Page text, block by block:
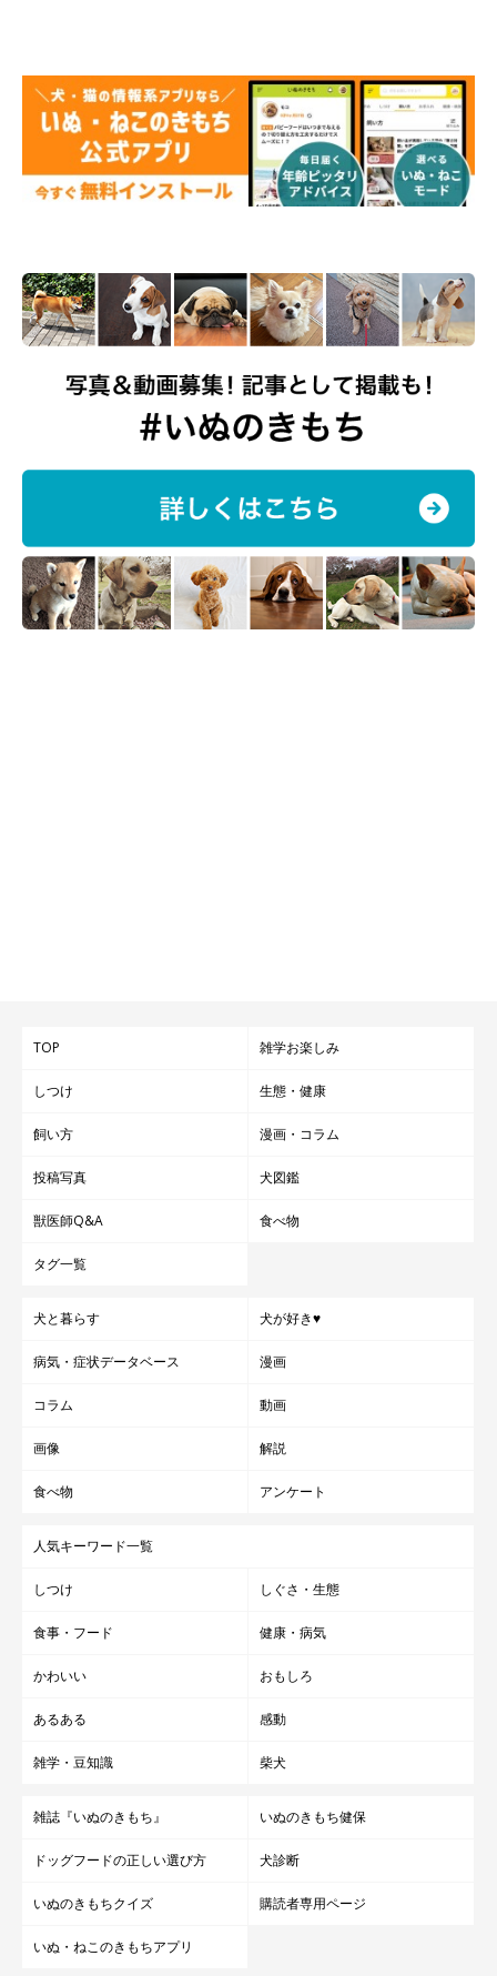
TOP 雑学お楽しみ
しつけ 生態・健康
飼い方 漫画・コラム
投稿写真 犬図鑑
獣医師Q&A 食べ物
タグ一覧
犬と暮らす 犬が好き♥
病気・症状データベース 漫画
コラム 動画
画像 解説
食べ物 アンケート
人気キーワード一覧
しつけ しぐさ・生態
食事・フード 健康・病気
かわいい おもしろ
あるある 感動
雑学・豆知識 柴犬
雑誌『いぬのきもち』 いぬのきもち健保
ドッグフードの正しい選び方 犬診断
いぬのきもちクイズ 購読者専用ページ
いぬ・ねこのきもちアプリ